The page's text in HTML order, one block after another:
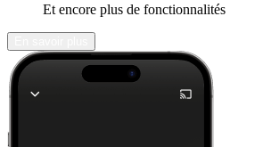
Et encore plus de fonctionnalités